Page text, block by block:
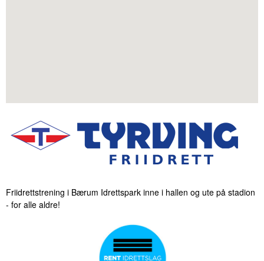
Friidrettstrening i Bærum Idrettspark inne i hallen og ute på stadion
- for alle aldre!